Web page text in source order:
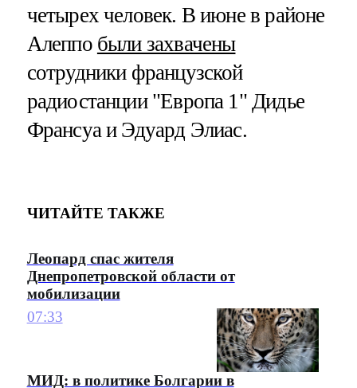
четырех человек. В июне в районе
Алеппо были захвачены
сотрудники французской
радиостанции "Европа 1" Дидье
Франсуа и Эдуард Элиас.
ЧИТАЙТЕ ТАКЖЕ
Леопард спас жителя
Днепропетровской области от
мобилизации
07:33
МИД: в политике Болгарии в